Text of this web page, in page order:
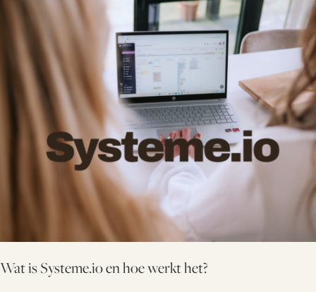
Wat is Systeme.io en hoe werkt het?